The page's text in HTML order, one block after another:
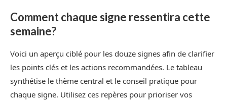
Comment chaque signe ressentira cette
semaine?
Voici un aperçu ciblé pour les douze signes afin de clarifier
les points clés et les actions recommandées. Le tableau
synthétise le thème central et le conseil pratique pour
chaque signe. Utilisez ces repères pour prioriser vos